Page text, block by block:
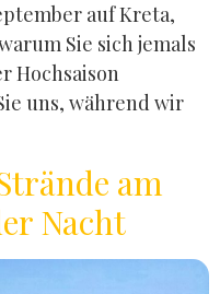
auf Kreta,
Sie sich jemals
Hochsaison
uns, während wir
am
Nacht